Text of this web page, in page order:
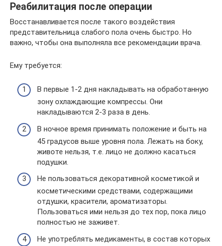
Реабилитация после операции
Восстанавливается после такого воздействия
представительница слабого пола очень быстро. Но
важно, чтобы она выполняла все рекомендации врача.
Ему требуется:
В первые 1-2 дня накладывать на обработанную
зону охлаждающие компрессы. Они
накладываются 2-3 раза в день.
В ночное время принимать положение и быть на
45 градусов выше уровня пола. Лежать на боку,
животе нельзя, т.е. лицо не должно касаться
подушки.
Не пользоваться декоративной косметикой и
косметическими средствами, содержащими
отдушки, красители, ароматизаторы.
Пользоваться ими нельзя до тех пор, пока лицо
полностью не заживет.
Не употреблять медикаменты, в состав которых